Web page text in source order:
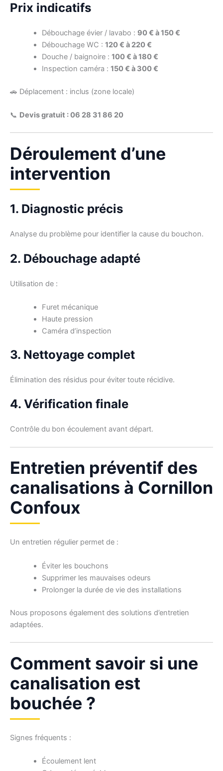
Prix indicatifs
Débouchage évier / lavabo : 90 € à 150 €
Débouchage WC : 120 € à 220 €
Douche / baignoire : 100 € à 180 €
Inspection caméra : 150 € à 300 €
🚗 Déplacement : inclus (zone locale)
📞 Devis gratuit : 06 28 31 86 20
Déroulement d’une
intervention
1. Diagnostic précis
Analyse du problème pour identifier la cause du bouchon.
2. Débouchage adapté
Utilisation de :
Furet mécanique
Haute pression
Caméra d’inspection
3. Nettoyage complet
Élimination des résidus pour éviter toute récidive.
4. Vérification finale
Contrôle du bon écoulement avant départ.
Entretien préventif des
canalisations à Cornillon
Confoux
Un entretien régulier permet de :
Éviter les bouchons
Supprimer les mauvaises odeurs
Prolonger la durée de vie des installations
Nous proposons également des solutions d’entretien
adaptées.
Comment savoir si une
canalisation est
bouchée ?
Signes fréquents :
Écoulement lent